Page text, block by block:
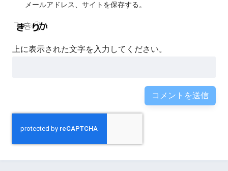
メールアドレス、サイトを保存する。
上に表示された文字を入力してください。